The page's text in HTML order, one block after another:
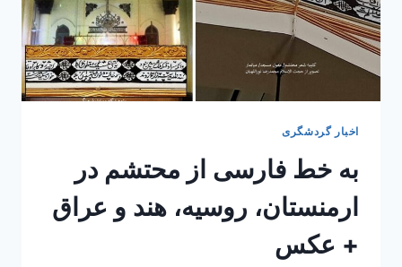
اخبار گردشگری
به خط فارسی از محتشم در
ارمنستان، روسیه، هند و عراق
+ عکس